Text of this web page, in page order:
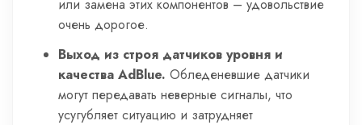
или замена этих компонентов – удовольствие
очень дорогое.
Выход из строя датчиков уровня и
качества AdBlue. Обледеневшие датчики
могут передавать неверные сигналы, что
усугубляет ситуацию и затрудняет